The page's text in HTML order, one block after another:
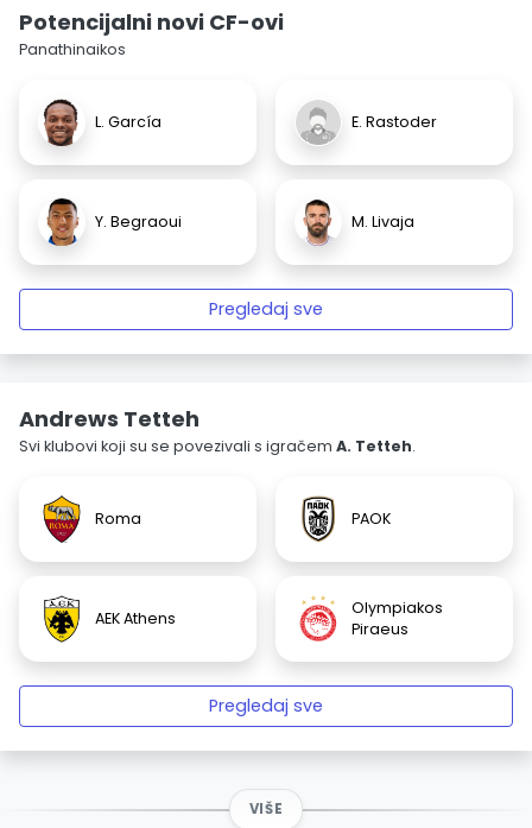
Potencijalni novi CF-ovi
Panathinaikos
L. García E. Rastoder
Y. Begraoui M. Livaja
Pregledaj sve
Andrews Tetteh
Svi klubovi koji su se povezivali s igračem A. Tetteh.
Roma PAOK
AEK Athens
Olympiakos
Piraeus
Pregledaj sve
VIŠE